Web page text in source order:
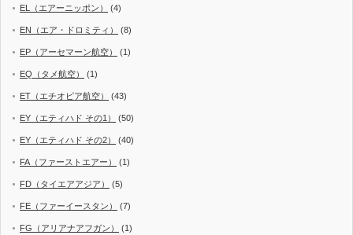
EL（エアーニッポン） (4)
EN（エア・ドロミティ） (8)
EP（アーセマーン航空） (1)
EQ（タメ航空） (1)
ET（エチオピア航空） (43)
EY（エティハド その1） (50)
EY（エティハド その2） (40)
FA（ファーストエアー） (1)
FD（タイエアアジア） (5)
FE（ファーイースタン） (7)
FG（アリアナアフガン） (1)